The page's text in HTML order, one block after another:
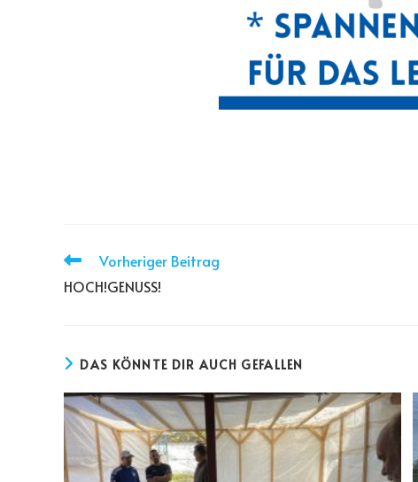
Vorheriger Beitrag
HOCH!GENUSS!
DAS KÖNNTE DIR AUCH GEFALLEN